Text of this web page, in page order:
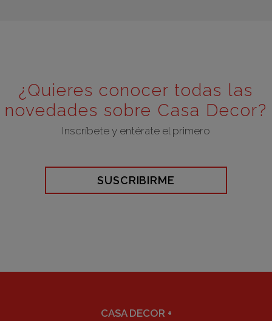
¿Quieres conocer todas las
novedades sobre Casa Decor?
Inscríbete y entérate el primero
SUSCRIBIRME
CASA DECOR +